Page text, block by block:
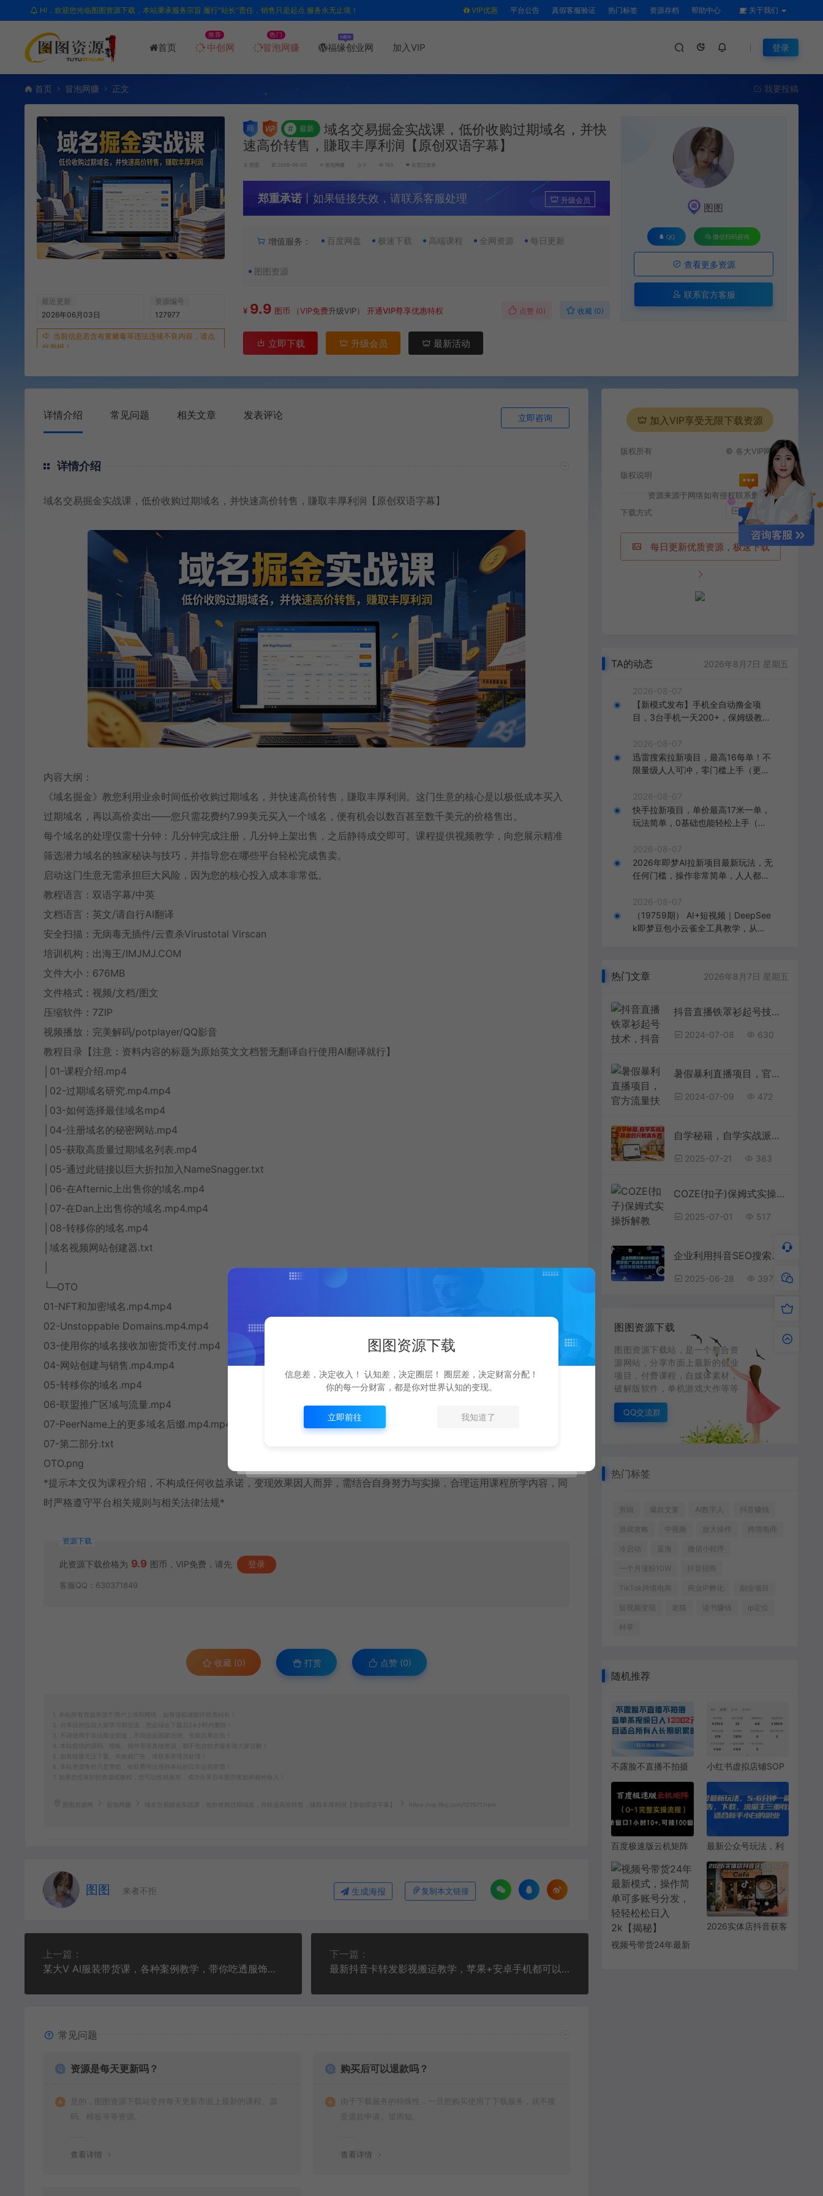
HI，欢迎您光临图图资源下载，本站秉承服务宗旨 履行“站长”责任，销售只是起点 服务永无止境！ VIP优惠 平台公告 真假客服验证 热门标签 资源存档 帮助中心 关于我们
首页 中创网
推荐
冒泡网赚
热门
福缘创业网 加入VIP 登录
首页 冒泡网赚 正文 我要投稿
最近更新
2026年06月03日
资源编号
127977
当前信息若含有黄赌毒等违法违规不良内容，请点
此举报！
# 最新
域名交易掘金实战课，低价收购过期域名，并快
速高价转售，賺取丰厚利润【原创双语字幕】
图图 2026-06-03 冒泡网赚 0 163 百度已收录
郑重承诺 丨如果链接失效，请联系客服处理 升级会员
增值服务： 百度网盘 极速下载 高端课程 全网资源 每日更新
图图资源
¥ 9.9 图币 （VIP免费升级VIP）开通VIP尊享优惠特权 点赞 (0) 收藏 (0)
立即下载 升级会员 最新活动
图图
QQ 微信扫码咨询
查看更多资源
联系官方客服
详情介绍 常见问题 相关文章 发表评论 立即咨询
详情介绍
域名交易掘金实战课，低价收购过期域名，并快速高价转售，賺取丰厚利润【原创双语字幕】
内容大纲：
《域名掘金》教您利用业余时间低价收购过期域名，并快速高价转售，賺取丰厚利润。这门生意的核心是以极低成本买入
过期域名，再以高价卖出——您只需花费约7.99美元买入一个域名，便有机会以数百甚至数千美元的价格售出。
每个域名的处理仅需十分钟：几分钟完成注册，几分钟上架出售，之后静待成交即可。课程提供视频教学，向您展示精准
筛选潜力域名的独家秘诀与技巧，并指导您在哪些平台轻松完成售卖。
启动这门生意无需承担巨大风险，因为您的核心投入成本非常低。
教程语言：双语字幕/中英
文档语言：英文/请自行AI翻译
安全扫描：无病毒无插件/云查杀Virustotal Virscan
培训机构：出海王/IMJMJ.COM
文件大小：676MB
文件格式：视频/文档/图文
压缩软件：7ZIP
视频播放：完美解码/potplayer/QQ影音
教程目录【注意：资料内容的标题为原始英文文档暂无翻译自行使用AI翻译就行】
│01-课程介绍.mp4
│02-过期域名研究.mp4.mp4
│03-如何选择最佳域名mp4
│04-注册域名的秘密网站.mp4
│05-获取高质量过期域名列表.mp4
│05-通过此链接以巨大折扣加入NameSnagger.txt
│06-在Afternic上出售你的域名.mp4
│07-在Dan上出售你的域名.mp4.mp4
│08-转移你的域名.mp4
│域名视频网站创建器.txt
└─OTO
01-NFT和加密域名.mp4.mp4
02-Unstoppable Domains.mp4.mp4
03-使用你的域名接收加密货币支付.mp4
04-网站创建与销售.mp4.mp4
05-转移你的域名.mp4
06-联盟推广区域与流量.mp4
07-PeerName上的更多域名后缀.mp4.mp4
07-第二部分.txt
OTO.png
*提示本文仅为课程介绍，不构成任何收益承诺，变现效果因人而异，需结合自身努力与实操，合理运用课程所学内容，同
时严格遵守平台相关规则与相关法律法规*
资源下载
此资源下载价格为 9.9 图币，VIP免费，请先 登录
客服QQ：630371849
收藏 (0) 打赏 点赞 (0)
1. 本站所有资源来源于用户上传和网络，如有侵权请邮件联系站长！
2. 分享目的仅供大家学习和交流，您必须在下载后24小时内删除！
3. 不得使用于非法商业用途，不得违反国家法律。否则后果自负！
4. 本站提供的源码、模板、插件等等其他资源，都不包含技术服务请大家谅解！
5. 如有链接无法下载、失效或广告，请联系管理员处理！
6. 本站资源售价只是赞助，收取费用仅维持本站的日常运营所需！
7. 如果您也有好的资源或教程，您可以投稿发布，成功分享后有图币奖励和额外收入！
图图资源网 冒泡网赚 域名交易掘金实战课，低价收购过期域名，并快速高价转售，賺取丰厚利润【原创双语字幕】 https://vip.f6sj.com/127977.html
图图 来者不拒 生成海报 复制本文链接
上一篇：
某大V AI服装带货课，各种案例教学，带你吃透服饰赛道带货核心玩法
下一篇：
最新抖音卡转发影视搬运教学，苹果+安卓手机都可以，需要特定抖音版本，效果自行测试
常见问题
资源是每天更新吗？
是的，图图资源下载站坚持每天更新市面上最新的课程、源
码、模板等等资源。
查看详情
购买后可以退款吗？
由于下载服务的特殊性，一旦您购买使用了下载服务，就不接
受退款申请。望周知。
查看详情
加入VIP享受无限下载资源
版权所有 © 各大VIP网站
版权说明
资源来源于网络如有侵权联系删除 i
下载方式
百度网盘
每日更新优质资源，极速下载
TA的动态 2026年8月7日 星期五
2026-08-07
【新模式发布】手机全自动撸金项
目，3台手机一天200+，保姆级教程
2026-08-07
迅雷搜索拉新项目，最高16每单！不
限量级人人可冲，零门槛上手（更新
2026-08-07
快手拉新项目，单价最高17米一单，
玩法简单，0基础也能轻松上手（更
2026-08-07
2026年即梦AI拉新项目最新玩法，无
任何门槛，操作非常简单，人人都可
8月07日）
2026-08-07
（19759期） AI+短视频｜DeepSee
k即梦豆包小云雀全工具教学，从账
热门文章 2026年8月7日 星期五
抖音直播铁罩衫起号技术，抖音直播必出精品
2024-07-08 630
暑假暴利直播项目，官方流量扶持，把握暑假机会【揭秘】
2024-07-09 472
自学秘籍，自学实战派，不聊虚的只教真东西
2025-07-21 383
COZE(扣子)保姆式实操拆解教程，一键生成爆款减肥视频工作流，批量产出高质量视频
2025-07-01 517
企业利用抖音SEO搜索推广低成本精准获客，选择关键词抢占先机
2025-06-28 397
图图资源下载
图图资源下载站，是一个整合资
源网站，分享市面上最新的创业
项目，付费课程，自媒体素材，
破解版软件，单机游戏大作等等
QQ交流群
热门标签
剪辑 爆款文案 AI数字人 抖音赚钱
游戏攻略 中视频 放大操作 跨境电商
冷启动 蓝海 微信小程序
一个月涨粉10W 抖音招商
TikTok跨境电商 商业IP孵化 副业项目
短视频变现 老猫 读书赚钱 ip定位
种草
随机推荐
不露脸不直播不拍摄
1k+这个项目适合所
有人长期积累的项目
小红书虚拟店铺SOP
资料变现（更新）
百度极速版云机矩阵
10+，可挂100窗口，
完整实操流程【揭
秘】
最新公众号玩法，利
素材，享受广告，下
载，流量主三重收益
变现
视频号带货24年最新
2026实体店抖音获客
图图资源下载
信息差，决定收入！ 认知差，决定圈层！ 圈层差，决定财富分配！
你的每一分财富，都是你对世界认知的变现。
立即前往 我知道了